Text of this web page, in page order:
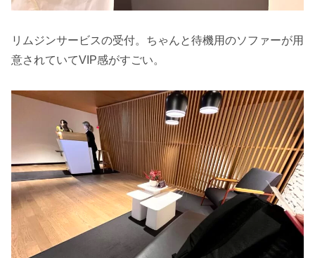
リムジンサービスの受付。ちゃんと待機用のソファーが用
意されていてVIP感がすごい。